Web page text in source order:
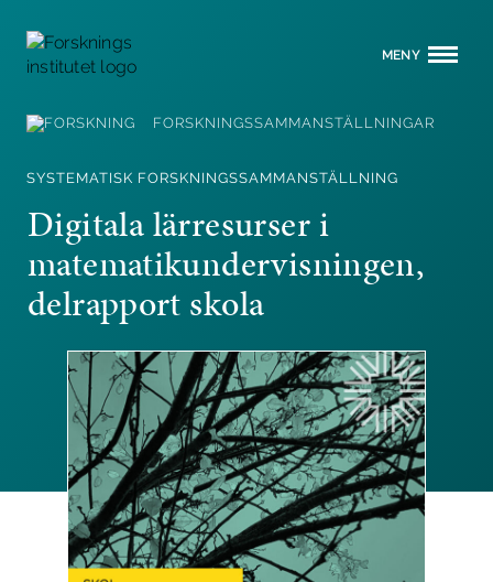
MENY
FORSKNINGSSAMMANSTÄLLNINGAR
SYSTEMATISK FORSKNINGSSAMMANSTÄLLNING
Digitala lärresurser i
matematikundervisningen,
delrapport skola